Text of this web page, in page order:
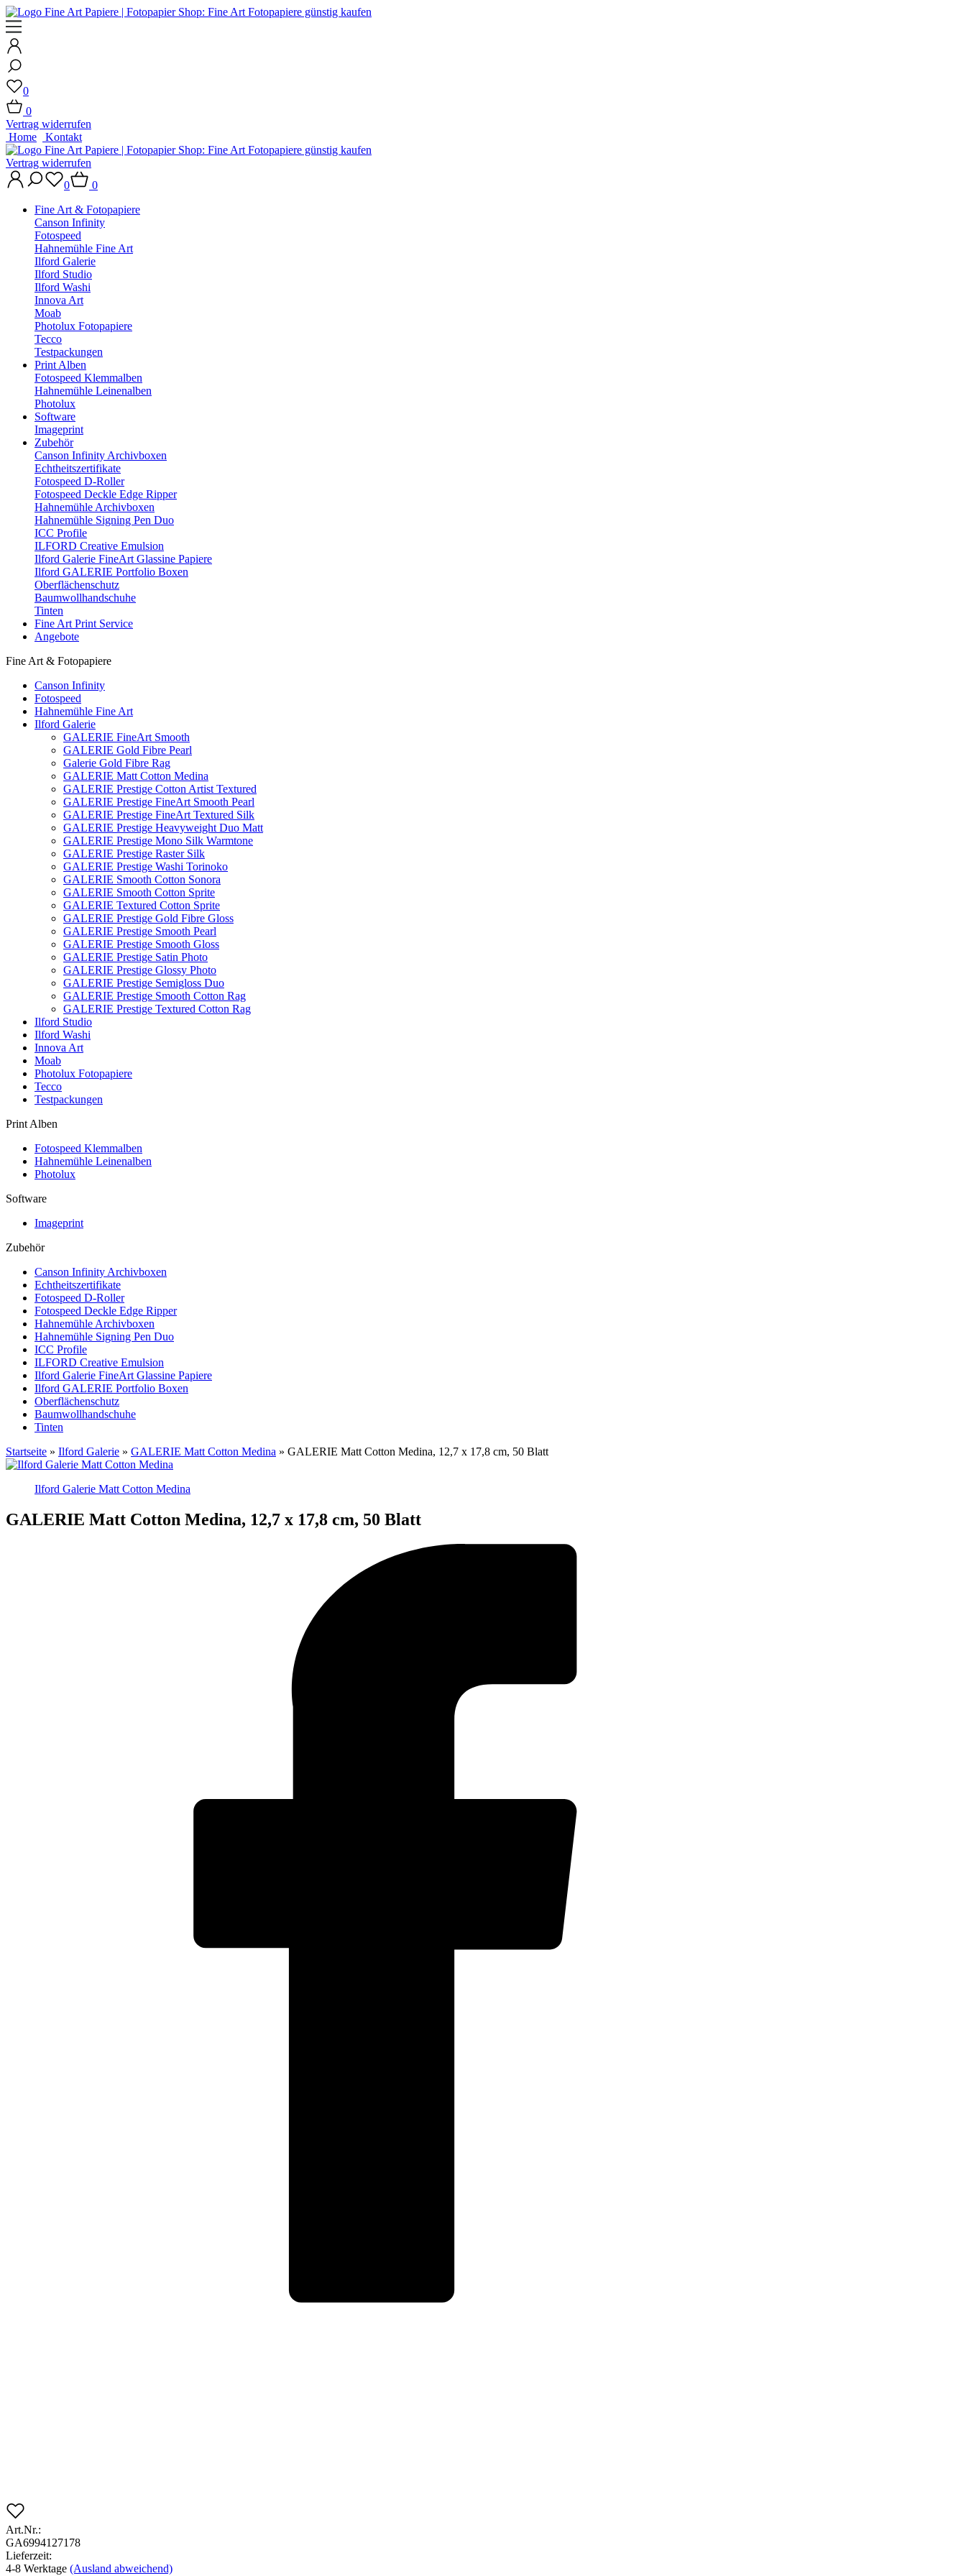
0
0
Vertrag widerrufen
Home
Kontakt
Vertrag widerrufen
0
0
Fine Art & Fotopapiere
Canson Infinity
Fotospeed
Hahnemühle Fine Art
Ilford Galerie
Ilford Studio
Ilford Washi
Innova Art
Moab
Photolux Fotopapiere
Tecco
Testpackungen
Print Alben
Fotospeed Klemmalben
Hahnemühle Leinenalben
Photolux
Software
Imageprint
Zubehör
Canson Infinity Archivboxen
Echtheitszertifikate
Fotospeed D-Roller
Fotospeed Deckle Edge Ripper
Hahnemühle Archivboxen
Hahnemühle Signing Pen Duo
ICC Profile
ILFORD Creative Emulsion
Ilford Galerie FineArt Glassine Papiere
Ilford GALERIE Portfolio Boxen
Oberflächenschutz
Baumwollhandschuhe
Tinten
Fine Art Print Service
Angebote
Fine Art & Fotopapiere
Canson Infinity
Fotospeed
Hahnemühle Fine Art
Ilford Galerie
GALERIE FineArt Smooth
GALERIE Gold Fibre Pearl
Galerie Gold Fibre Rag
GALERIE Matt Cotton Medina
GALERIE Prestige Cotton Artist Textured
GALERIE Prestige FineArt Smooth Pearl
GALERIE Prestige FineArt Textured Silk
GALERIE Prestige Heavyweight Duo Matt
GALERIE Prestige Mono Silk Warmtone
GALERIE Prestige Raster Silk
GALERIE Prestige Washi Torinoko
GALERIE Smooth Cotton Sonora
GALERIE Smooth Cotton Sprite
GALERIE Textured Cotton Sprite
GALERIE Prestige Gold Fibre Gloss
GALERIE Prestige Smooth Pearl
GALERIE Prestige Smooth Gloss
GALERIE Prestige Satin Photo
GALERIE Prestige Glossy Photo
GALERIE Prestige Semigloss Duo
GALERIE Prestige Smooth Cotton Rag
GALERIE Prestige Textured Cotton Rag
Ilford Studio
Ilford Washi
Innova Art
Moab
Photolux Fotopapiere
Tecco
Testpackungen
Print Alben
Fotospeed Klemmalben
Hahnemühle Leinenalben
Photolux
Software
Imageprint
Zubehör
Canson Infinity Archivboxen
Echtheitszertifikate
Fotospeed D-Roller
Fotospeed Deckle Edge Ripper
Hahnemühle Archivboxen
Hahnemühle Signing Pen Duo
ICC Profile
ILFORD Creative Emulsion
Ilford Galerie FineArt Glassine Papiere
Ilford GALERIE Portfolio Boxen
Oberflächenschutz
Baumwollhandschuhe
Tinten
Startseite » Ilford Galerie » GALERIE Matt Cotton Medina » GALERIE Matt Cotton Medina, 12,7 x 17,8 cm, 50 Blatt
Ilford Galerie Matt Cotton Medina
GALERIE Matt Cotton Medina, 12,7 x 17,8 cm, 50 Blatt
Art.Nr.:
GA6994127178
Lieferzeit:
4-8 Werktage (Ausland abweichend)